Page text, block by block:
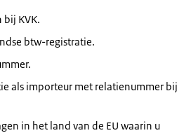
bij KVK.
btw-registratie.
als importeur met relatienummer bij
in het land van de EU waarin u